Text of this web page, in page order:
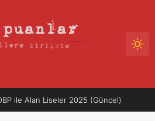
ile Alan Liseler 2025 (Güncel)